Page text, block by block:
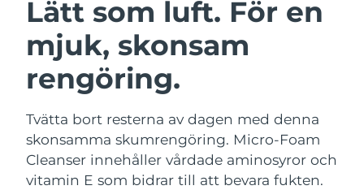
Lätt som luft. För en
mjuk, skonsam
rengöring.
Tvätta bort resterna av dagen med denna
skonsamma skumrengöring. Micro-Foam
Cleanser innehåller vårdade aminosyror och
vitamin E som bidrar till att bevara fukten.